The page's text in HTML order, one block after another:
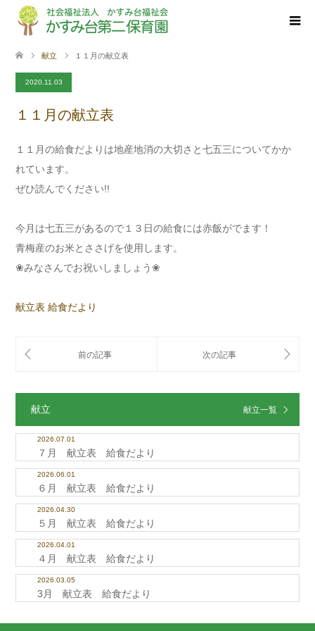
献立 １１月の献立表
2020.11.03
１１月の献立表
１１月の給食だよりは地産地消の大切さと七五三についてかか
れています。
ぜひ読んでください!!
今月は七五三があるので１３日の給食には赤飯がでます！
青梅産のお米とささげを使用します。
❀みなさんでお祝いしましょう❀
献立表 給食だより
献立 献立一覧
2026.07.01
７月 献立表 給食だより
2026.06.01
６月 献立表 給食だより
2026.04.30
５月 献立表 給食だより
2026.04.01
４月 献立表 給食だより
2026.03.05
3月 献立表 給食だより